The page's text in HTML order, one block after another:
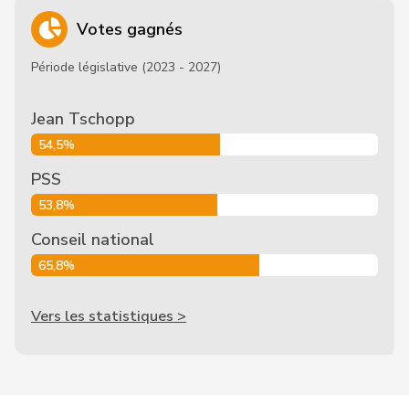
Votes gagnés
Période législative (2023 - 2027)
Jean Tschopp
54,5%
PSS
53,8%
Conseil national
65,8%
Vers les statistiques >